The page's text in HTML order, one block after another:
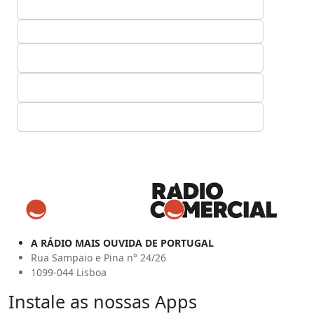
A RÁDIO MAIS OUVIDA DE PORTUGAL
Rua Sampaio e Pina n° 24/26
1099-044 Lisboa
Instale as nossas Apps